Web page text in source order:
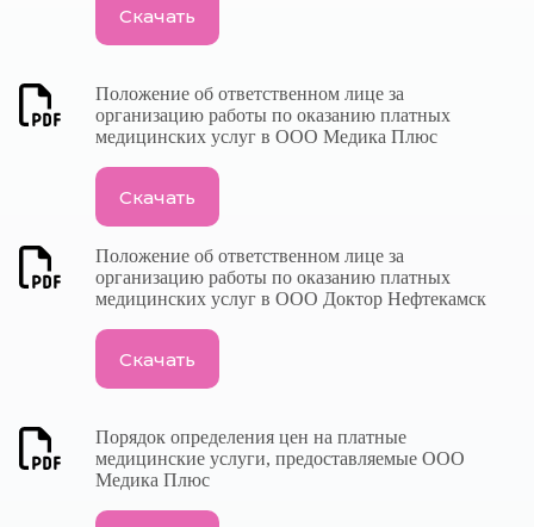
Скачать
Положение об ответственном лице за
организацию работы по оказанию платных
медицинских услуг в ООО Медика Плюс
Скачать
Положение об ответственном лице за
организацию работы по оказанию платных
медицинских услуг в ООО Доктор Нефтекамск
Скачать
Порядок определения цен на платные
медицинские услуги, предоставляемые ООО
Медика Плюс